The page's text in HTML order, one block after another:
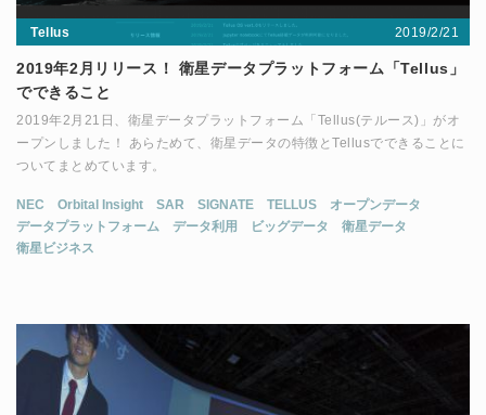
Tellus 2019/2/21
2019年2月リリース！ 衛星データプラットフォーム「Tellus」
でできること
2019年2月21日、衛星データプラットフォーム「Tellus(テルース)」がオ
ープンしました！ あらためて、衛星データの特徴とTellusでできることに
ついてまとめています。
NEC Orbital Insight SAR SIGNATE TELLUS
オープンデータ
データプラットフォーム
データ利用 ビッグデータ
衛星データ
衛星ビジネス